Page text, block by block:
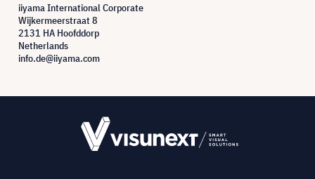
iiyama International Corporate
Wijkermeerstraat 8
2131 HA Hoofddorp
Netherlands
info.de@iiyama.com